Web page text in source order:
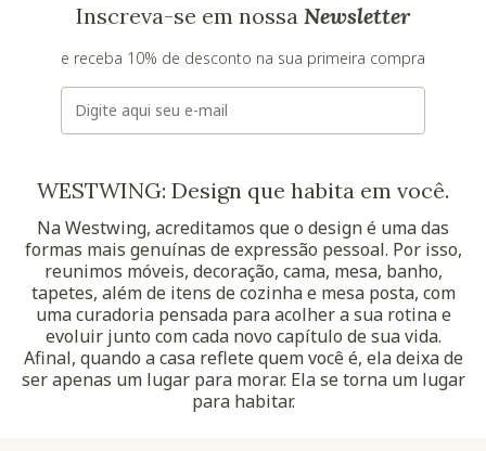
Inscreva-se em nossa Newsletter
e receba 10% de desconto na sua primeira compra
E-mail
WESTWING: Design que habita em você.
Na Westwing, acreditamos que o design é uma das
formas mais genuínas de expressão pessoal. Por isso,
reunimos móveis, decoração, cama, mesa, banho,
tapetes, além de itens de cozinha e mesa posta, com
uma curadoria pensada para acolher a sua rotina e
evoluir junto com cada novo capítulo de sua vida.
Afinal, quando a casa reflete quem você é, ela deixa de
ser apenas um lugar para morar. Ela se torna um lugar
para habitar.